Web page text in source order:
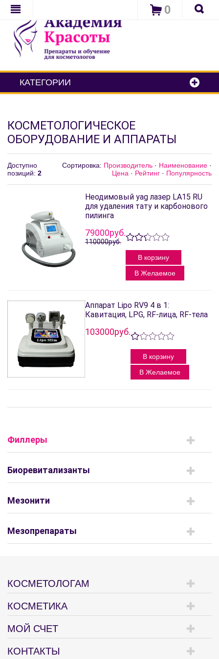
0
КАТЕГОРИИ
КОСМЕТОЛОГИЧЕСКОЕ
ОБОРУДОВАНИЕ И АППАРАТЫ
Доступно
позиций: 2
Сортировка: Производитель · Наименование ·
Цена · Рейтинг · Популярность
Неодимовый yag лазер LA15 RU
для удаления тату и карбонового
пилинга
79000руб.
110000руб.
В корзину
В Желаемое
Аппарат Lipo RV9 4 в 1:
Кавитация, LPG, RF-лица, RF-тела
103000руб.
В корзину
В Желаемое
Филлеры
Биоревитализанты
Мезонити
Мезопрепараты
КОСМЕТОЛОГАМ
КОСМЕТИКА
МОЙ СЧЕТ
КОНТАКТЫ